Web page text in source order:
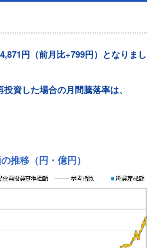
円（前月比+799円）となりまし
資した場合の月間騰落率は、
推移 （円・億円）